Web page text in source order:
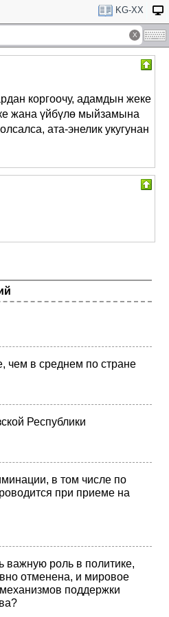
KG-XX
коргоочу, адамдын жеке
жана үйбүлө мыйзамына
ата-энелик укугунан
чем в среднем по стране
Республики
в том числе по
при приеме на
важную роль в политике,
отменена, и мировое
поддержки